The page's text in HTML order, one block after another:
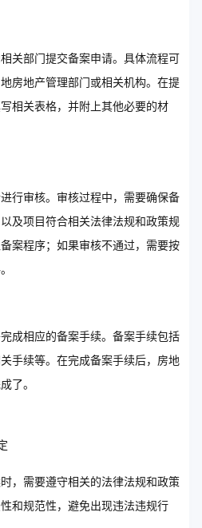
关部门提交备案申请。具体流程可
房地产管理部门或相关机构。在提
相关表格，并附上其他必要的材
行审核。审核过程中，需要确保备
及项目符合相关法律法规和政策规
案程序；如果审核不通过，需要按
成相应的备案手续。备案手续包括
手续等。在完成备案手续后，房地
了。
，需要遵守相关的法律法规和政策
和规范性，避免出现违法违规行